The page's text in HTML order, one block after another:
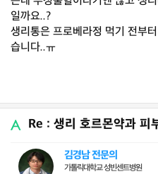
일까요..?
생리통은 프로베라정 먹기 전부
습니다..ㅠ
Re : 생리 호르몬약과 피
김경남 전문의
가톨릭대학교 성빈센트병원